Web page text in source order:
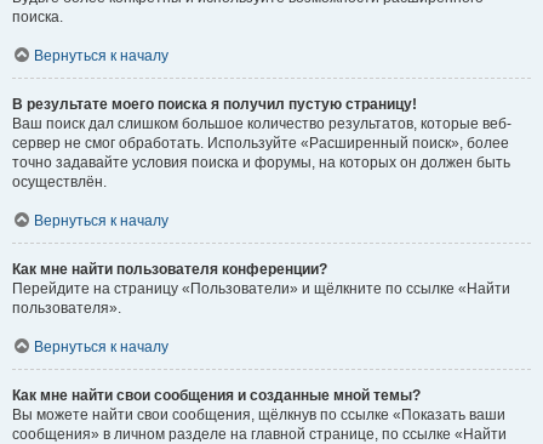
поиска.
Вернуться к началу
В результате моего поиска я получил пустую страницу!
Ваш поиск дал слишком большое количество результатов, которые веб-
сервер не смог обработать. Используйте «Расширенный поиск», более
точно задавайте условия поиска и форумы, на которых он должен быть
осуществлён.
Вернуться к началу
Как мне найти пользователя конференции?
Перейдите на страницу «Пользователи» и щёлкните по ссылке «Найти
пользователя».
Вернуться к началу
Как мне найти свои сообщения и созданные мной темы?
Вы можете найти свои сообщения, щёлкнув по ссылке «Показать ваши
сообщения» в личном разделе на главной странице, по ссылке «Найти